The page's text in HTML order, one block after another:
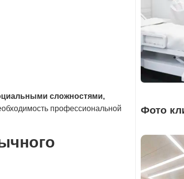
сложностями,
профессиональной
Фото